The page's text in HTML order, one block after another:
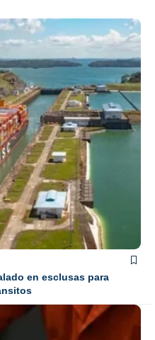
en esclusas para